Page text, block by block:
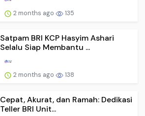
2 months ago 135
Satpam BRI KCP Hasyim Ashari
Selalu Siap Membantu ...
2 months ago 138
Cepat, Akurat, dan Ramah: Dedikasi
Teller BRI Unit...